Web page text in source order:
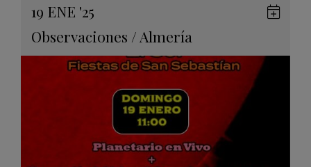
19 ENE '25
Observaciones / Almería